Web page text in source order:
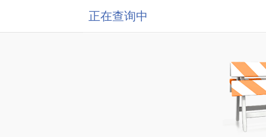
正在查询中